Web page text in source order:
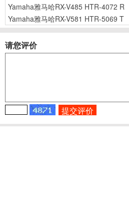
Yamaha雅马哈RX-V485 HTR-4072 R
Yamaha雅马哈RX-V581 HTR-5069 T
请您评价